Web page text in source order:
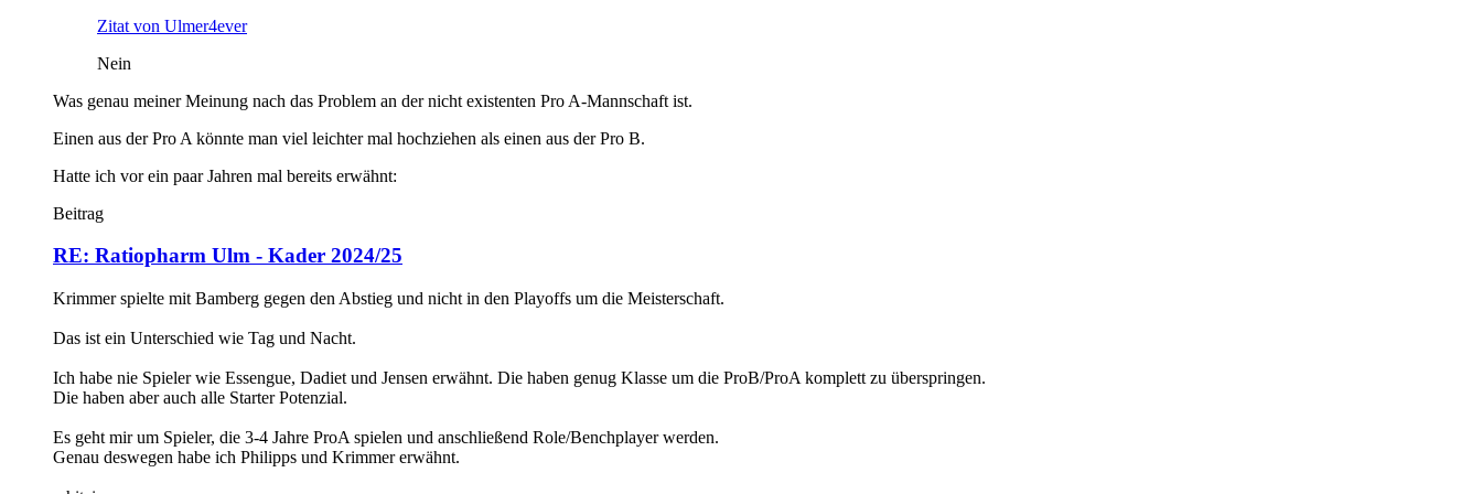
Zitat von Ulmer4ever
Nein
Was genau meiner Meinung nach das Problem an der nicht existenten Pro A-Mannschaft ist.
Einen aus der Pro A könnte man viel leichter mal hochziehen als einen aus der Pro B.
Hatte ich vor ein paar Jahren mal bereits erwähnt:
Beitrag
RE: Ratiopharm Ulm - Kader 2024/25
Krimmer spielte mit Bamberg gegen den Abstieg und nicht in den Playoffs um die Meisterschaft.
Das ist ein Unterschied wie Tag und Nacht.
Ich habe nie Spieler wie Essengue, Dadiet und Jensen erwähnt. Die haben genug Klasse um die ProB/ProA komplett zu überspringen.
Die haben aber auch alle Starter Potenzial.
Es geht mir um Spieler, die 3-4 Jahre ProA spielen und anschließend Role/Benchplayer werden.
Genau deswegen habe ich Philipps und Krimmer erwähnt.